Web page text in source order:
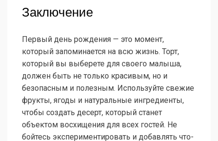
Заключение
Первый день рождения — это момент,
который запоминается на всю жизнь. Торт,
который вы выберете для своего малыша,
должен быть не только красивым, но и
безопасным и полезным. Используйте свежие
фрукты, ягоды и натуральные ингредиенты,
чтобы создать десерт, который станет
объектом восхищения для всех гостей. Не
бойтесь экспериментировать и добавлять что-